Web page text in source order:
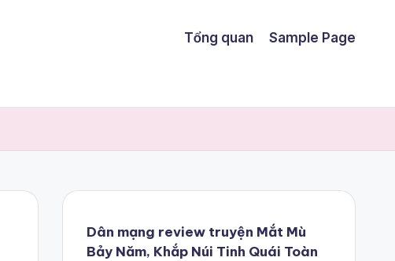
Tổng quan Sample Page
Dân mạng review truyện Mắt Mù
Bảy Năm, Khắp Núi Tinh Quái Toàn